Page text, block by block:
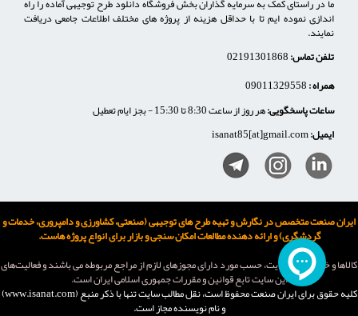
اندازی نموده ایم تا با حداقل هزینه از پروژه های مختلف اطلاعات جامعی دریافت
نمایند.
تلفن تماس:
همراه :
ساعات پاسخگویی:هر روز از ساعت 8:30 تا 15:30 - بجز ایام تعطیل
ایمیل:
ایران صنعت متخصص در نگارش و تهیه طرح های توجیهی (صنعتی، کشاورزی و دامپروری، خدمات و
گردشگری) و ارائه دهنده مطالعات امکان سنجی و بازار برای انواع پروژه هاست.
كالاها و خدمات اين سایت، حسب مورد دارای مجوزهای لازم از مراجع مربوطه می باشند و فعاليت‌های
اين سايت تابع قوانين و مقررات جمهوری اسلامی ايران است.
کلیه حقوق برای ایران صنعت محفوظ است، نقل مطالب سايت تنها با ذکر منبع (www.isanat.com)
و نام نويسنده مجاز است.